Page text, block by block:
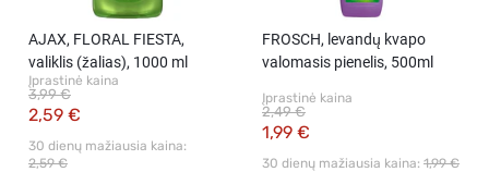
AJAX, FLORAL FIESTA,
valiklis (žalias), 1000 ml
Įprastinė kaina
2,59 €
3,99 €
30 dienų mažiausia kaina:
2,59 €
FROSCH, levandų kvapo
valomasis pienelis, 500ml
Įprastinė kaina
1,99 €
2,49 €
30 dienų mažiausia kaina: 1,99 €